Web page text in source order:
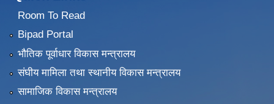
Room To Read
Bipad Portal
भौतिक पूर्वाधार विकास मन्त्रालय
संघीय मामिला तथा स्थानीय विकास मन्त्रालय
सामाजिक विकास मन्त्रालय